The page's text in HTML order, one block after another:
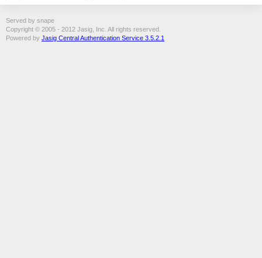
Served by snape
Copyright © 2005 - 2012 Jasig, Inc. All rights reserved.
Powered by Jasig Central Authentication Service 3.5.2.1